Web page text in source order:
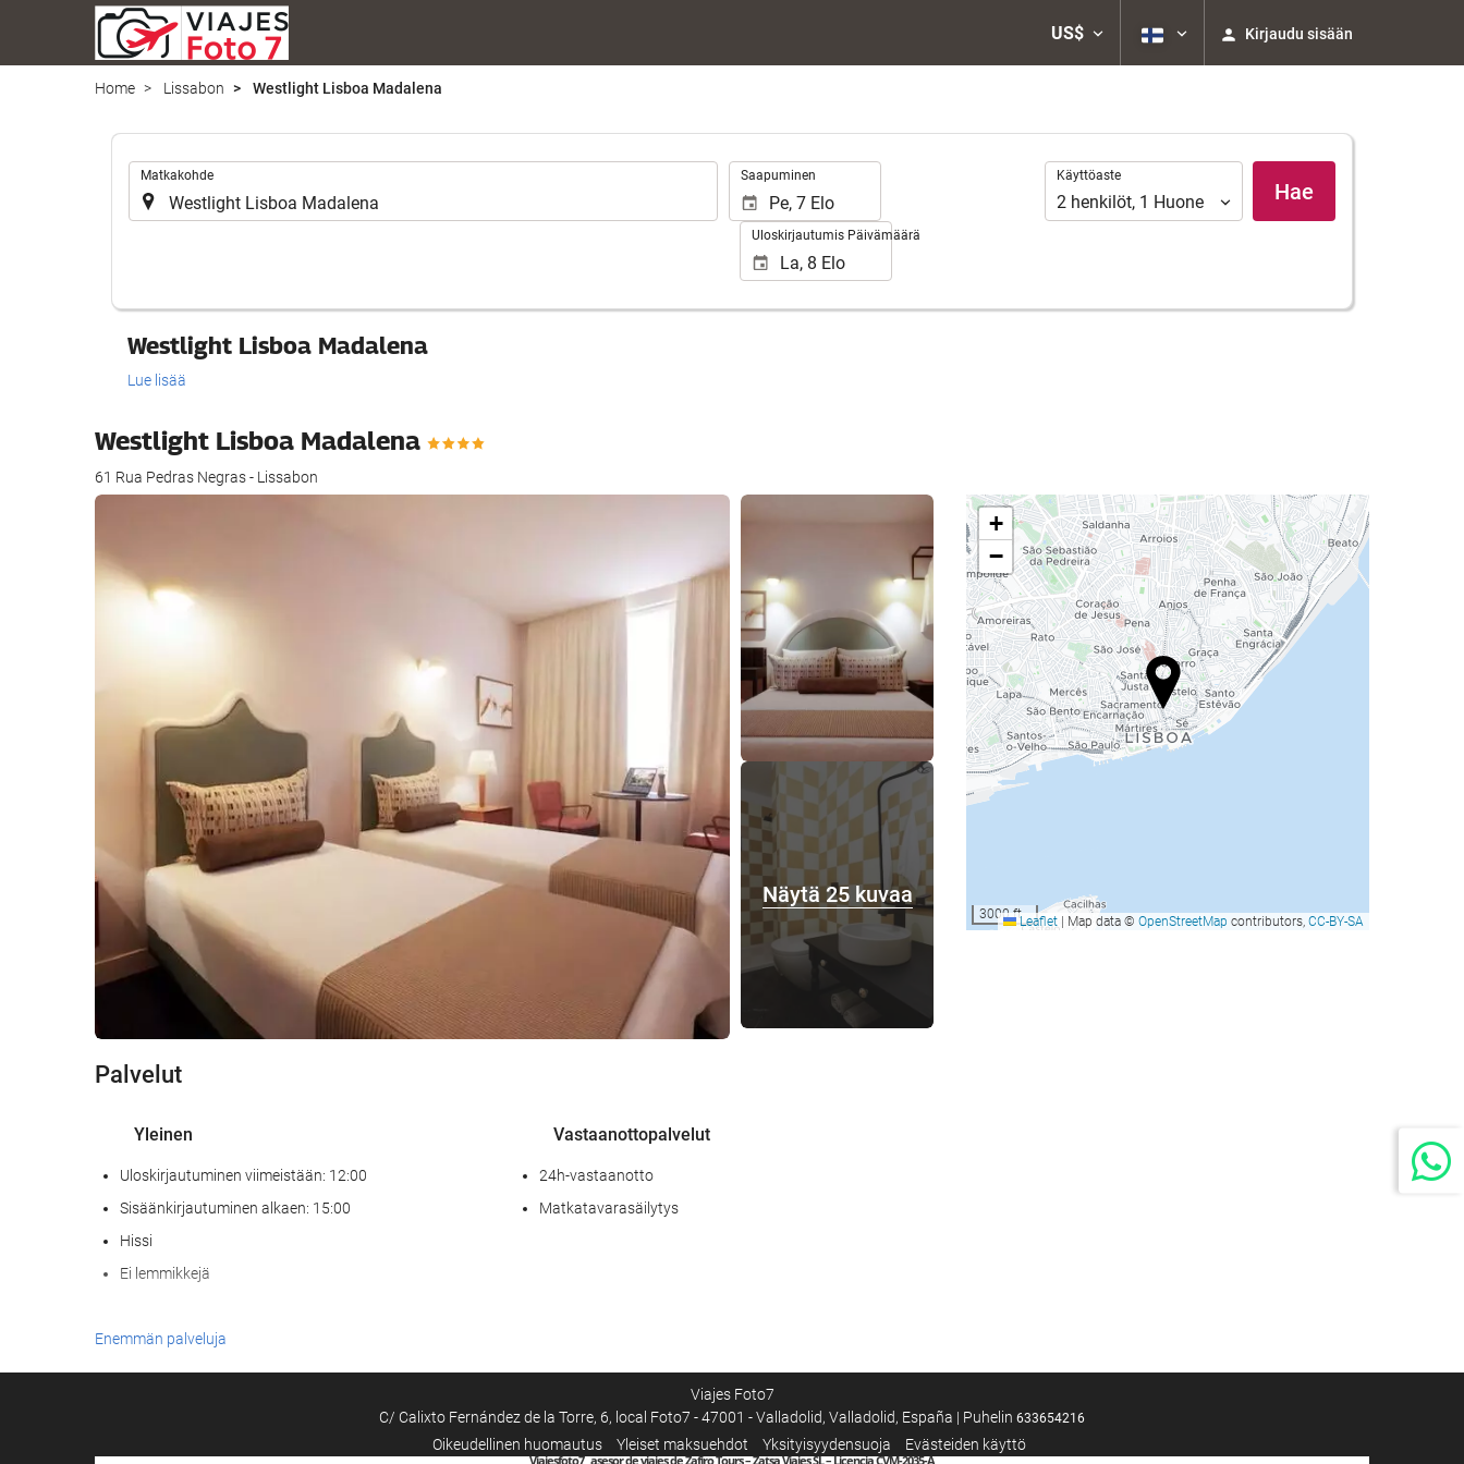
US$ Kirjaudu sisään
Home Lissabon Westlight Lisboa Madalena
Matkakohde Saapuminen
Uloskirjautumis Päivämäärä
Käyttöaste
Käyttöaste
2 henkilöt, 1 Huone Hae
Westlight Lisboa Madalena
Lue lisää
Westlight Lisboa Madalena
61 Rua Pedras Negras - Lissabon
Näytä 25 kuvaa
Palvelut
Yleinen
Uloskirjautuminen viimeistään: 12:00
Sisäänkirjautuminen alkaen: 15:00
Hissi
Ei lemmikkejä
Vastaanottopalvelut
24h-vastaanotto
Matkatavarasäilytys
Ruoka & juoma
À la carte -ravintola Ilmainen Wi-Fi
Enemmän palveluja
+
−
3000 ftLeaflet | Map data © OpenStreetMap contributors, CC-BY-SA
Viajes Foto7
C/ Calixto Fernández de la Torre, 6, local Foto7 - 47001 - Valladolid, Valladolid, España | Puhelin 633654216
Oikeudellinen huomautus Yleiset maksuehdot Yksityisyydensuoja Evästeiden käyttö
Viajesfoto7, asesor de viajes de Zafiro Tours – Zatsa Viajes SL – Licencia CVM-2035-A